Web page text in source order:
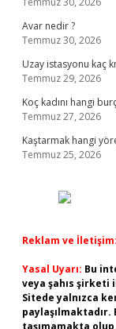
Avar nedir ?
Temmuz 30, 2026
Uzay istasyonu kaç
Temmuz 29, 2026
Koç kadını hangi
Temmuz 27, 2026
Kaştarmak hangi
Temmuz 25, 2026
Reklam ve İletişim:
Yasal Uyarı: Bu
veya şahıs şirketi
Sitede yalnızca
taşımamakta